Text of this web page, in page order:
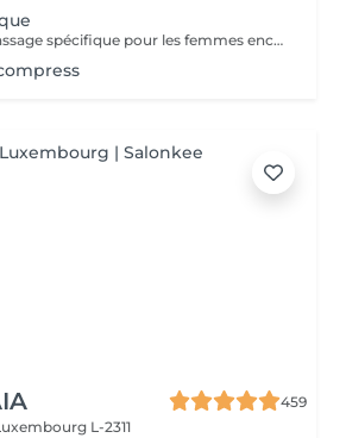
- 60 minutes - Ce massage spécifique pour les femmes enceintes permet de soulager le dos, les jambes et toutes autres parties du corps les plus mises à rude épreuve durant la grossesse. Attention ! Ce massage est toutefois déconseillé les 3 premiers mois et le dernier mois de grossesse.
459
L-2311